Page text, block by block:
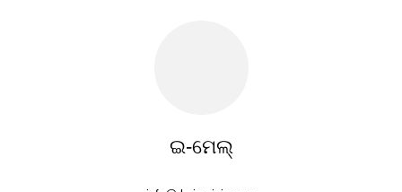
ଇ-ମେଲ୍